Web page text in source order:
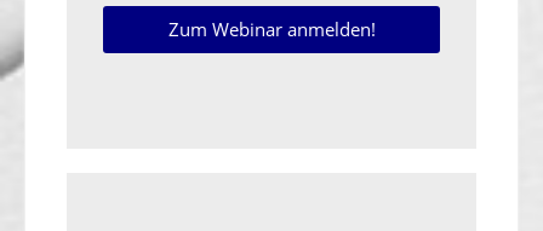
Zum Webinar anmelden!